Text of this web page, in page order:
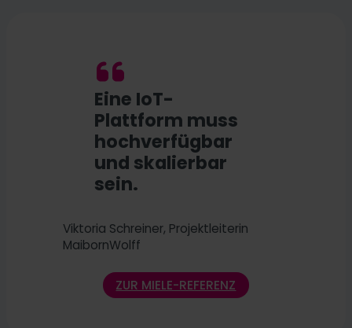
Eine IoT-
Plattform muss
hochverfügbar
und skalierbar
sein.
Viktoria Schreiner, Projektleiterin
MaibornWolff
ZUR MIELE-REFERENZ